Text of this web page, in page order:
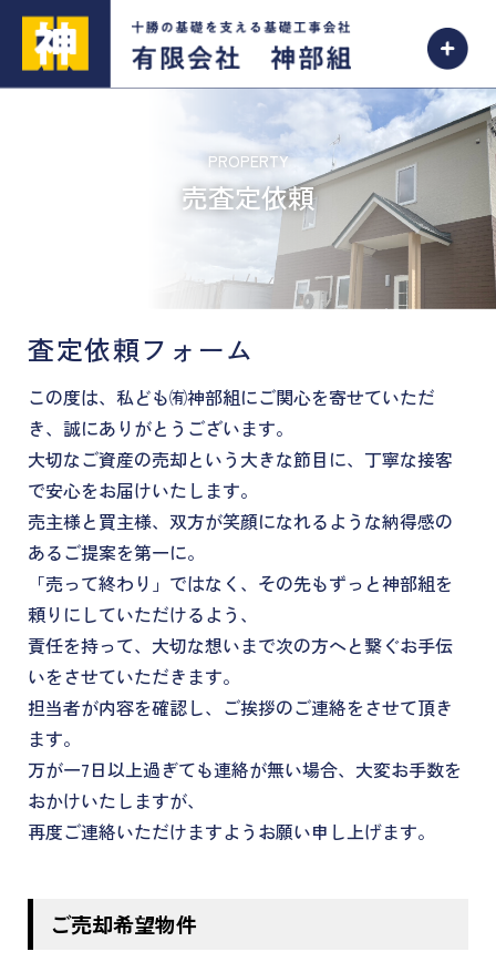
PROPERTY
売査定依頼
査定依頼フォーム
この度は、私ども㈲神部組にご関心を寄せていただ
き、誠にありがとうございます。
大切なご資産の売却という大きな節目に、丁寧な接客
で安心をお届けいたします。
売主様と買主様、双方が笑顔になれるような納得感の
あるご提案を第一に。
「売って終わり」ではなく、その先もずっと神部組を
頼りにしていただけるよう、
責任を持って、大切な想いまで次の方へと繋ぐお手伝
いをさせていただきます。
担当者が内容を確認し、ご挨拶のご連絡をさせて頂き
ます。
万が一7日以上過ぎても連絡が無い場合、大変お手数を
おかけいたしますが、
再度ご連絡いただけますようお願い申し上げます。
ご売却希望物件